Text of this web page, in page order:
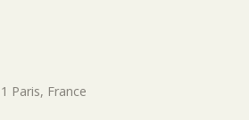
Paris, France